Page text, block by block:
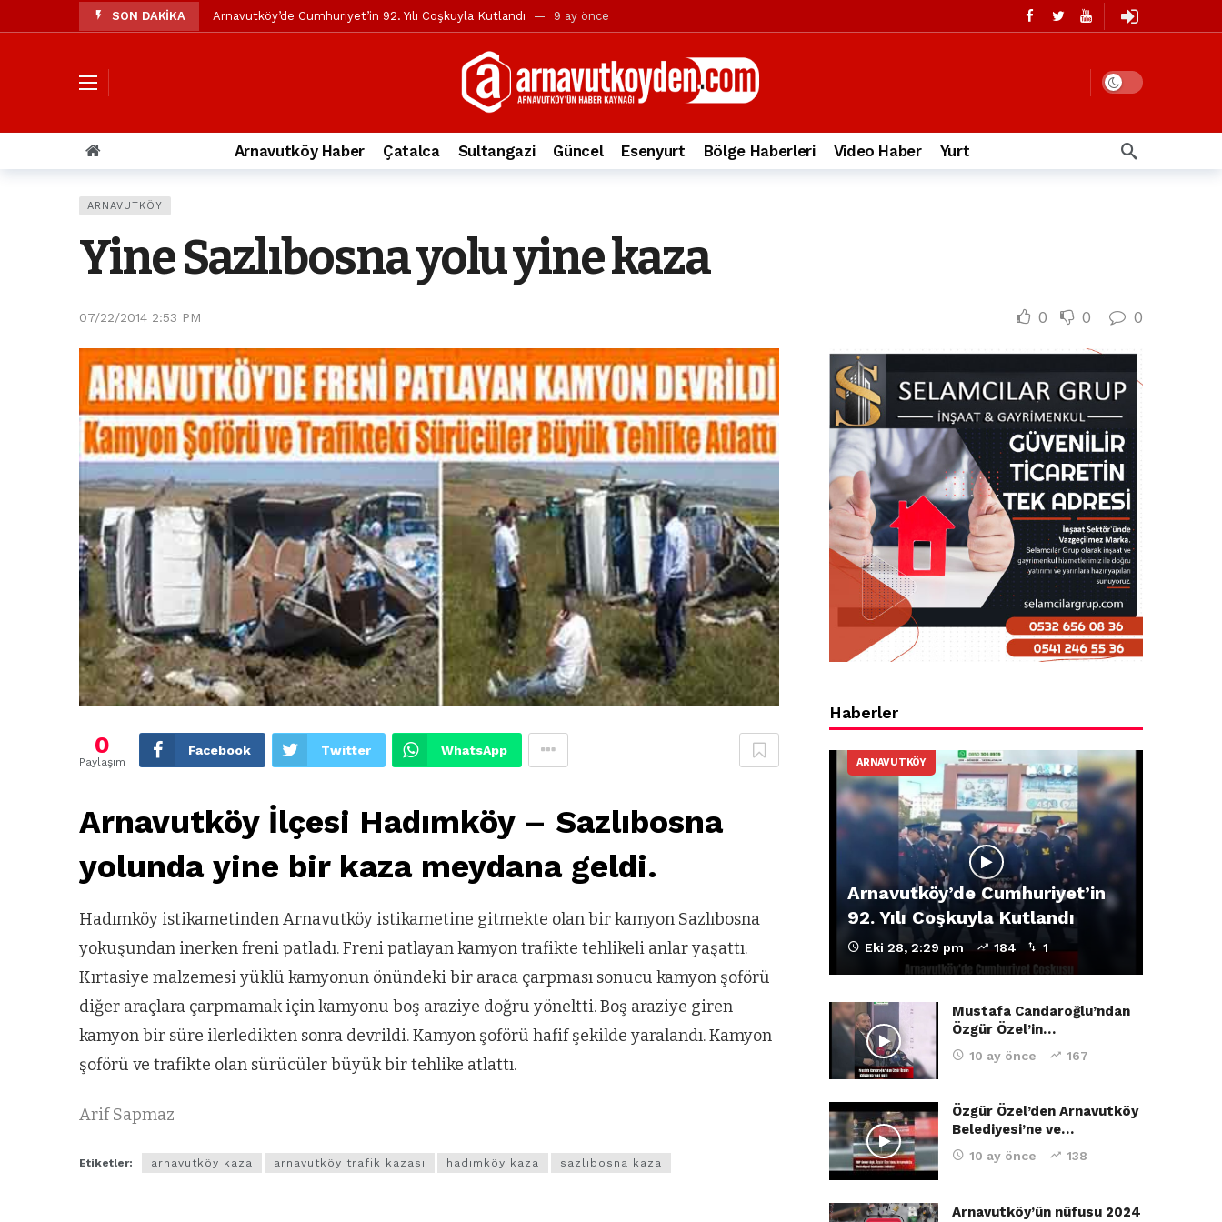
SON DAKİKA Arnavutköy’de Cumhuriyet’in 92. Yılı Coşkuyla Kutlandı 9 ay önce
Özgür Özel’den Arnavutköy Belediyesi’ne ve Mustafa Candaroğlu’na yönelik suçlamalar 10 ay önce
Arnavutköy’ün nüfusu 2024 yılında 344.868’e ulaştı 1 yıl önce
Arnavutköy Taşoluk’ta seyir halindeki otomobil alev alev yandı. 2 yıl önce
Arnavutköy İmrahor Mahallesi sakinleri protesto gösterisi düzenledi 2 yıl önce
İstanbul Havalimanı yolundaki kazada, taksideki yolcu öldü 3 yıl önce
Arnavutkoy Belediyesi’ne su baskını tepkisi 3 yıl önce
Arnavutköy Haber Çatalca Sultangazi Güncel Esenyurt Bölge Haberleri Video Haber Yurt
ARNAVUTKÖY
Yine Sazlıbosna yolu yine kaza
07/22/2014 2:53 PM 0 0 0
0
Paylaşım
Facebook Twitter WhatsApp
Arnavutköy İlçesi Hadımköy – Sazlıbosna
yolunda yine bir kaza meydana geldi.
Hadımköy istikametinden Arnavutköy istikametine gitmekte olan bir kamyon Sazlıbosna
yokuşundan inerken freni patladı. Freni patlayan kamyon trafikte tehlikeli anlar yaşattı.
Kırtasiye malzemesi yüklü kamyonun önündeki bir araca çarpması sonucu kamyon şoförü
diğer araçlara çarpmamak için kamyonu boş araziye doğru yöneltti. Boş araziye giren
kamyon bir süre ilerledikten sonra devrildi. Kamyon şoförü hafif şekilde yaralandı. Kamyon
şoförü ve trafikte olan sürücüler büyük bir tehlike atlattı.
Arif Sapmaz
Etiketler: arnavutköy kaza arnavutköy trafik kazası hadımköy kaza sazlıbosna kaza
Haberler
ARNAVUTKÖY
Arnavutköy’de Cumhuriyet’in
92. Yılı Coşkuyla Kutlandı
Eki 28, 2:29 pm 184 1
Mustafa Candaroğlu’ndan
Özgür Özel’in…
10 ay önce 167
Özgür Özel’den Arnavutköy
Belediyesi’ne ve…
10 ay önce 138
Arnavutköy’ün nüfusu 2024